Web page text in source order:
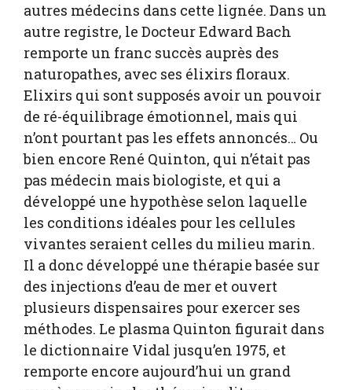
autres médecins dans cette lignée. Dans un
autre registre, le Docteur Edward Bach
remporte un franc succès auprès des
naturopathes, avec ses élixirs floraux.
Elixirs qui sont supposés avoir un pouvoir
de ré-équilibrage émotionnel, mais qui
n’ont pourtant pas les effets annoncés… Ou
bien encore René Quinton, qui n’était pas
pas médecin mais biologiste, et qui a
développé une hypothèse selon laquelle
les conditions idéales pour les cellules
vivantes seraient celles du milieu marin.
Il a donc développé une thérapie basée sur
des injections d’eau de mer et ouvert
plusieurs dispensaires pour exercer ses
méthodes. Le plasma Quinton figurait dans
le dictionnaire Vidal jusqu’en 1975, et
remporte encore aujourd’hui un grand